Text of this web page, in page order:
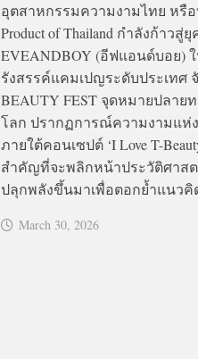
อุตสาหกรรมความงามไทย หรือ
Product of Thailand กำลังก้าว
EVEANDBOY (อีฟแอนด์บอย)
รังสรรค์แคมเปญระดับประเทศ
BEAUTY FEST จุดหมายปลา
โลก ปรากฏการณ์ความงามแห่
ภายใต้คอนเซปต์ ‘I Love T-
สำคัญที่จะพลิกหน้าประวัติศาสต
ปลุกพลังขึ้นมาเพื่อตอกย้ำแนว
March 30, 2026